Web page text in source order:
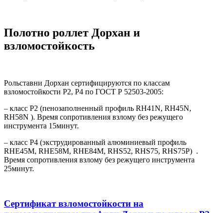
Полотно роллет Дорхан и
взломостойкость
Рольставни Дорхан сертифицируются по классам
взломостойкости Р2, Р4 по ГОСТ Р 52503-2005:
– класс Р2 (пенозаполненный профиль RH41N, RH45N,
RH58N ). Время сопротивления взлому без режущего
инструмента 15минут.
– класс Р4 (экструдированный алюминиевый профиль
RHE45M, RHE58M, RHE84M, RHS52, RHS75, RHS75P) .
Время сопротивления взлому без режущего инструмента
25минут.
Сертификат взломостойкости на